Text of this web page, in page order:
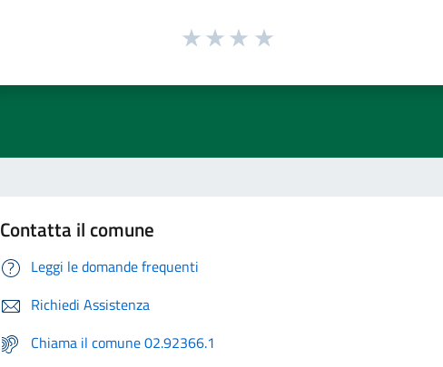
Contatta il comune
Leggi le domande frequenti
Richiedi Assistenza
Chiama il comune 02.92366.1